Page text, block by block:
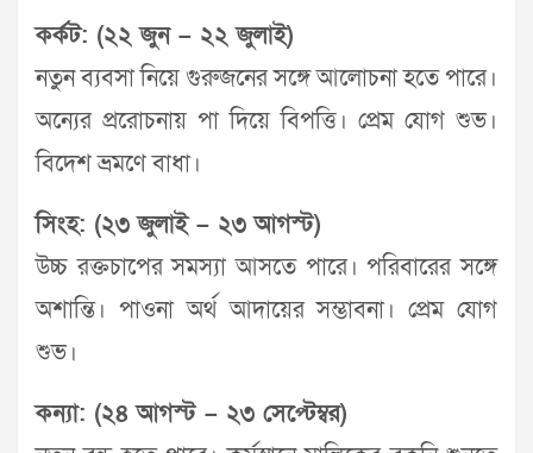
কর্কট: (২২ জুন – ২২ জুলাই)
নতুন ব্যবসা নিয়ে গুরুজনের সঙ্গে আলোচনা হতে পারে।
অন্যের প্ররোচনায় পা দিয়ে বিপত্তি। প্রেম যোগ শুভ।
বিদেশ ভ্রমণে বাধা।
সিংহ: (২৩ জুলাই – ২৩ আগস্ট)
উচ্চ রক্তচাপের সমস্যা আসতে পারে। পরিবারের সঙ্গে
অশান্তি। পাওনা অর্থ আদায়ের সম্ভাবনা। প্রেম যোগ
শুভ।
কন্যা: (২৪ আগস্ট – ২৩ সেপ্টেম্বর)